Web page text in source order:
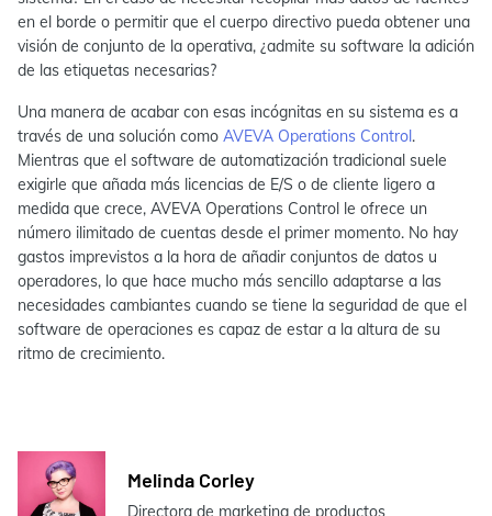
en el borde o permitir que el cuerpo directivo pueda obtener una
visión de conjunto de la operativa, ¿admite su software la adición
de las etiquetas necesarias?
Una manera de acabar con esas incógnitas en su sistema es a
través de una solución como AVEVA Operations Control.
Mientras que el software de automatización tradicional suele
exigirle que añada más licencias de E/S o de cliente ligero a
medida que crece, AVEVA Operations Control le ofrece un
número ilimitado de cuentas desde el primer momento. No hay
gastos imprevistos a la hora de añadir conjuntos de datos u
operadores, lo que hace mucho más sencillo adaptarse a las
necesidades cambiantes cuando se tiene la seguridad de que el
software de operaciones es capaz de estar a la altura de su
ritmo de crecimiento.
Melinda Corley